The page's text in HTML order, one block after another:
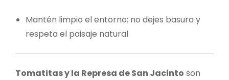
Mantén limpio el entorno: no dejes basura y
respeta el paisaje natural
Tomatitas y la Represa de San Jacinto son